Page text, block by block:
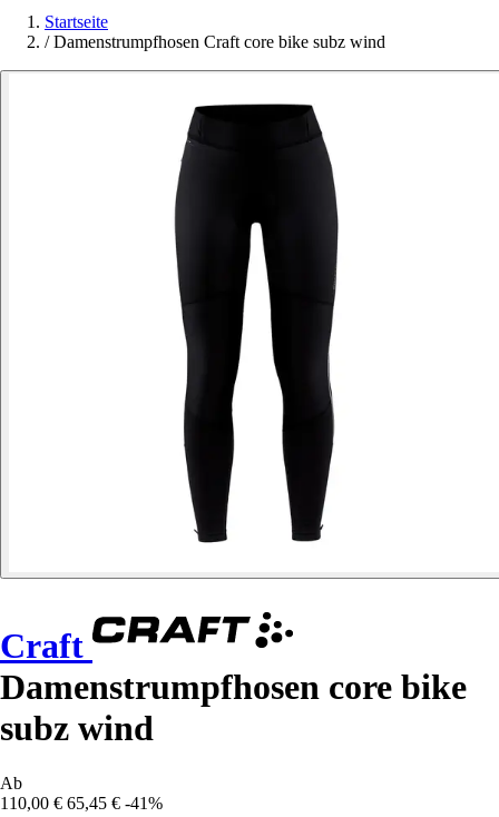
Startseite
/ Damenstrumpfhosen Craft core bike subz wind
Craft
Damenstrumpfhosen core bike
subz wind
Ab
110,00 € 65,45 € -41%